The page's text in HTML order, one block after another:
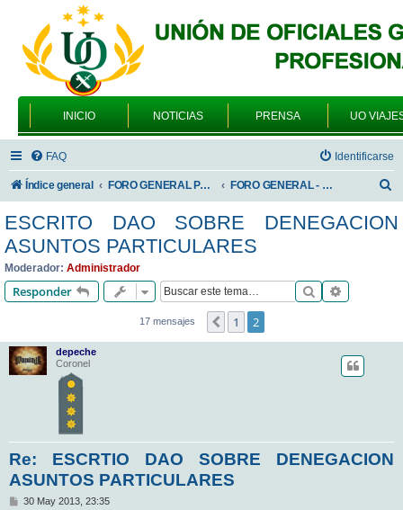
INICIO NOTICIAS PRENSA UO
FAQ Identificarse
Índice general FORO GENERAL PARA TODOS LOS USUARIOS FORO GENERAL - TEMAS PROFESIONALES
s
ESCRITO DAO SOBRE DENEGACION
ASUNTOS PARTICULARES
Moderador: Administrador
Responder Buscar
17 mensajes Anterior
1 2
depeche
Coronel
Re: ESCRTIO DAO SOBRE DENEGACION
ASUNTOS PARTICULARES
M
30 May 2013, 23:35